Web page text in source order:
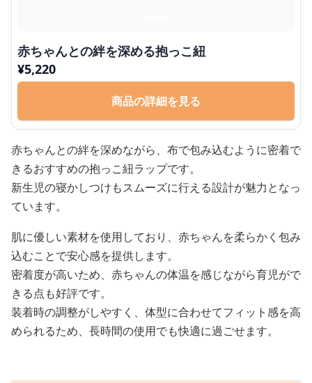
赤ちゃんとの絆を深める抱っこ紐
¥5,220
商品の詳細を見る
赤ちゃんとの絆を深めながら、布で包み込むように密着で
きるおすすめの抱っこ紐ラップです。
新生児の寝かしつけもスムーズに行える設計が魅力となっ
ています。
肌に優しい素材を使用しており、赤ちゃんを柔らかく包み
込むことで安心感を提供します。
密着度が高いため、赤ちゃんの体温を感じながら育児がで
きる点も好評です。
装着時の調整がしやすく、体型に合わせてフィット感を高
められるため、長時間の使用でも快適に過ごせます。